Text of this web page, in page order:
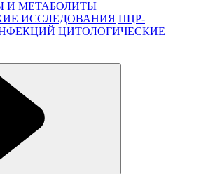
И МЕТАБОЛИТЫ
ИССЛЕДОВАНИЯ ПЦР-
ЦИТОЛОГИЧЕСКИЕ